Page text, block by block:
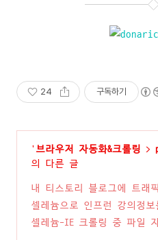
24 구독하기
' 브라우저 자동화&크롤링 >
의 다른 글
내 티스토리 블로그에 트래
더니 일어난 이상한 일
(0)
셀레늄으로 인프런 강의정보
서, 수강료 인사이트 얻기[
셀레늄-IE 크롤링 중 파일